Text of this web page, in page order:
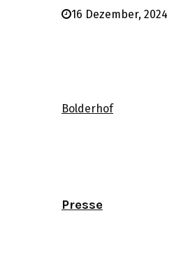
16 Dezember, 2024
Bolderhof
Presse